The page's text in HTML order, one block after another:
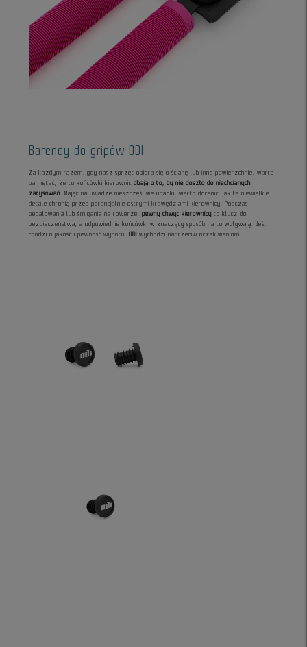
Barendy do gripów ODI
Za każdym razem, gdy nasz sprzęt opiera się o ścianę lub inne powierzchnie, warto
pamiętać, że to końcówki kierownicdbają o to, by nie doszło do niechcianych
zarysowań
. Mając na uwadze nieszczęśliwe upadki, warto docenić, jak te niewielkie
detale chronią przed potencjalnie ostrymi krawędziami kierownicy. Podczas
pedałowania lub śmigania na rowerze,pewny chwyt kierownicy to klucz do
bezpieczeństwa, a odpowiednie końcówki w znaczący sposób na to wpływają. Jeśli
chodzi o jakość i pewność wyboru, ODI wychodzi naprzeciw oczekiwaniom.